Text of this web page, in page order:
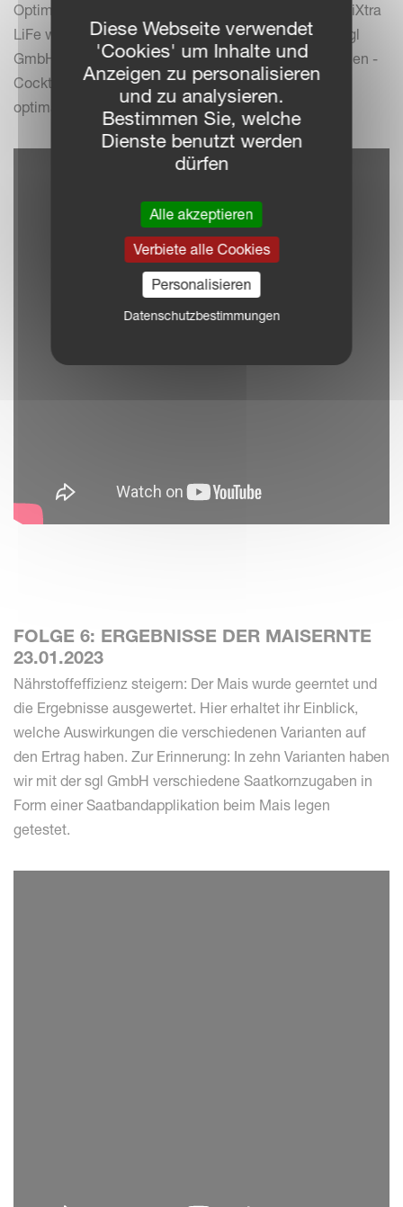
Optima V den Raps ausgebracht. Mit dem Fronttank iXtra
LiFe werden zeitgleich in Zusammenarbeit mit der sgl
GmbH Mikro- und Makronährstoffe sowie ein Bakterien -
Cocktail ins Saatband appliziert. Dies sorgt für den
optimalen Start vom Raps.
FOLGE 6: ERGEBNISSE DER MAISERNTE
23.01.2023
Nährstoffeffizienz steigern: Der Mais wurde geerntet und
die Ergebnisse ausgewertet. Hier erhaltet ihr Einblick,
welche Auswirkungen die verschiedenen Varianten auf
den Ertrag haben. Zur Erinnerung: In zehn Varianten haben
wir mit der sgl GmbH verschiedene Saatkornzugaben in
Form einer Saatbandapplikation beim Mais legen
getestet.
Diese Webseite verwendet
'Cookies' um Inhalte und
Anzeigen zu personalisieren
und zu analysieren.
Bestimmen Sie, welche
Dienste benutzt werden
dürfen
Alle akzeptieren
Verbiete alle Cookies
Personalisieren
Datenschutzbestimmungen